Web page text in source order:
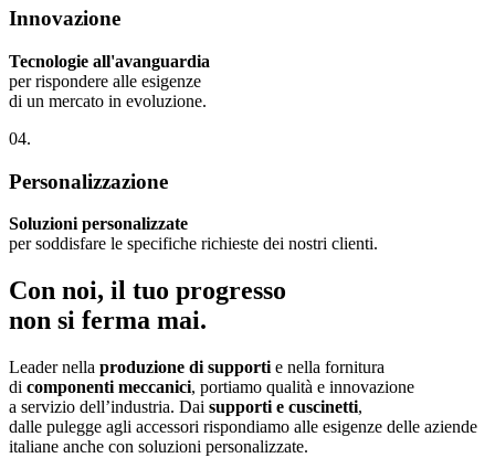
Innovazione
Tecnologie all'avanguardia
per rispondere alle esigenze
di un mercato in evoluzione.
04.
Personalizzazione
Soluzioni personalizzate
per soddisfare le specifiche richieste dei nostri clienti.
Con noi, il tuo progresso
non si ferma mai.
Leader nella produzione di supporti e nella fornitura
di componenti meccanici, portiamo qualità e innovazione
a servizio dell’industria. Dai supporti e cuscinetti,
dalle pulegge agli accessori rispondiamo alle esigenze delle aziende
italiane anche con soluzioni personalizzate.